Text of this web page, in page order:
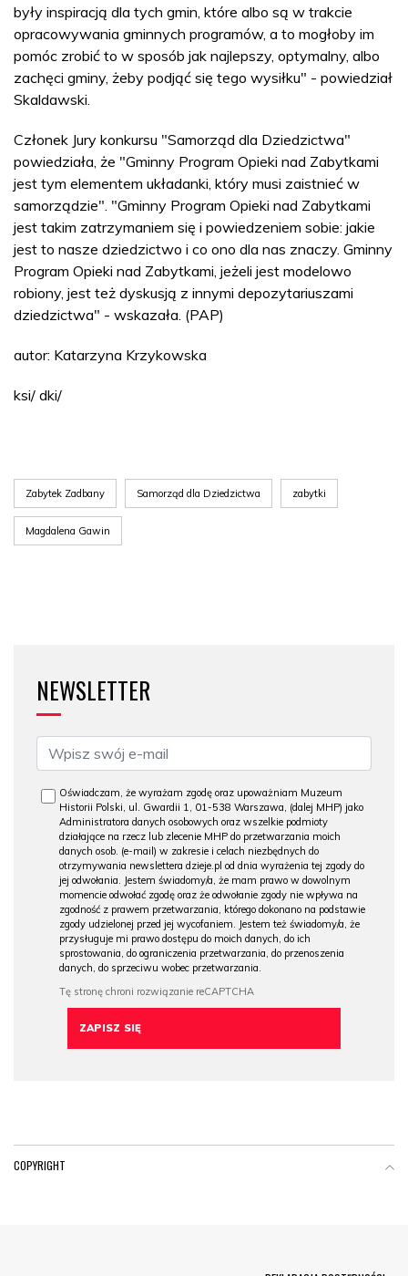
były inspiracją dla tych gmin, które albo są w trakcie
opracowywania gminnych programów, a to mogłoby im
pomóc zrobić to w sposób jak najlepszy, optymalny, albo
zachęci gminy, żeby podjąć się tego wysiłku" - powiedział
Skaldawski.
Członek Jury konkursu "Samorząd dla Dziedzictwa"
powiedziała, że "Gminny Program Opieki nad Zabytkami
jest tym elementem układanki, który musi zaistnieć w
samorządzie". "Gminny Program Opieki nad Zabytkami
jest takim zatrzymaniem się i powiedzeniem sobie: jakie
jest to nasze dziedzictwo i co ono dla nas znaczy. Gminny
Program Opieki nad Zabytkami, jeżeli jest modelowo
robiony, jest też dyskusją z innymi depozytariuszami
dziedzictwa" - wskazała. (PAP)
autor: Katarzyna Krzykowska
ksi/ dki/
Zabytek Zadbany Samorząd dla Dziedzictwa zabytki
Magdalena Gawin
NEWSLETTER
Oświadczam, że wyrażam zgodę oraz upoważniam Muzeum
Historii Polski, ul. Gwardii 1, 01-538 Warszawa, (dalej MHP) jako
Administratora danych osobowych oraz wszelkie podmioty
działające na rzecz lub zlecenie MHP do przetwarzania moich
danych osob. (e-mail) w zakresie i celach niezbędnych do
otrzymywania newslettera dzieje.pl od dnia wyrażenia tej zgody do
jej odwołania. Jestem świadomy/a, że mam prawo w dowolnym
momencie odwołać zgodę oraz że odwołanie zgody nie wpływa na
zgodność z prawem przetwarzania, którego dokonano na podstawie
zgody udzielonej przed jej wycofaniem. Jestem też świadomy/a, że
przysługuje mi prawo dostępu do moich danych, do ich
sprostowania, do ograniczenia przetwarzania, do przenoszenia
danych, do sprzeciwu wobec przetwarzania.
COPYRIGHT